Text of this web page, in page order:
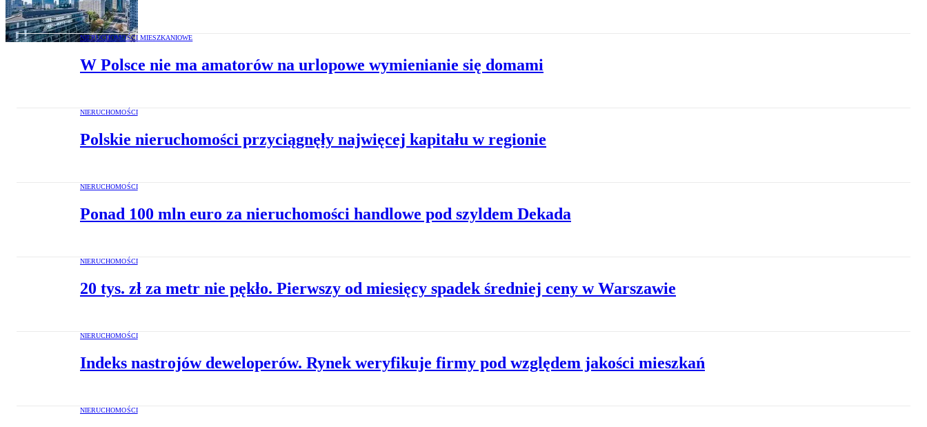
NIERUCHOMOŚCI MIESZKANIOWE
W Polsce nie ma amatorów na urlopowe wymienianie się domami
NIERUCHOMOŚCI
Polskie nieruchomości przyciągnęły najwięcej kapitału w regionie
NIERUCHOMOŚCI
Ponad 100 mln euro za nieruchomości handlowe pod szyldem Dekada
NIERUCHOMOŚCI
20 tys. zł za metr nie pękło. Pierwszy od miesięcy spadek średniej ceny w Warszawie
NIERUCHOMOŚCI
Indeks nastrojów deweloperów. Rynek weryfikuje firmy pod względem jakości mieszkań
NIERUCHOMOŚCI